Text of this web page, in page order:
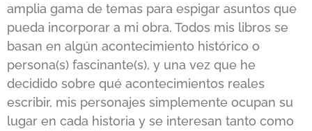
amplia gama de temas para espigar asuntos que
pueda incorporar a mi obra. Todos mis libros se
basan en algún acontecimiento histórico o
persona(s) fascinante(s), y una vez que he
decidido sobre qué acontecimientos reales
escribir, mis personajes simplemente ocupan su
lugar en cada historia y se interesan tanto como